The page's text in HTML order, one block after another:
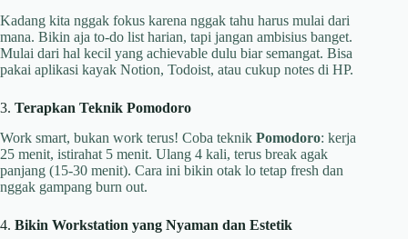
Kadang kita nggak fokus karena nggak tahu harus mulai dari
mana. Bikin aja to-do list harian, tapi jangan ambisius banget.
Mulai dari hal kecil yang achievable dulu biar semangat. Bisa
pakai aplikasi kayak Notion, Todoist, atau cukup notes di HP.
3. Terapkan Teknik Pomodoro
Work smart, bukan work terus! Coba teknik Pomodoro: kerja
25 menit, istirahat 5 menit. Ulang 4 kali, terus break agak
panjang (15-30 menit). Cara ini bikin otak lo tetap fresh dan
nggak gampang burn out.
4. Bikin Workstation yang Nyaman dan Estetik